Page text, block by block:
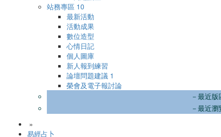
站務專區 10
最新活動
活動成果
數位造型
心情日記
個人圖庫
新人報到練習
論壇問題建議 1
榮會及電子報討論
－最近版
－最近瀏
»
易經占卜